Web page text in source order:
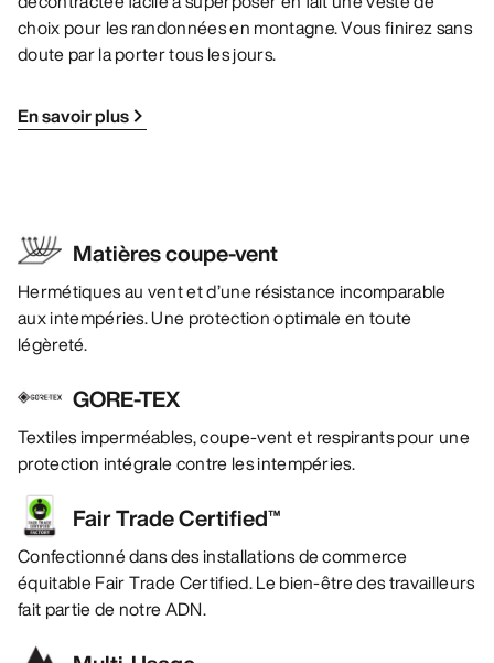
choix pour les randonnées en montagne. Vous finirez sans
doute par la porter tous les jours.
En savoir plus
Matières coupe-vent
Hermétiques au vent et d’une résistance incomparable
aux intempéries. Une protection optimale en toute
légèreté.
GORE-TEX
Textiles imperméables, coupe-vent et respirants pour une
protection intégrale contre les intempéries.
Fair Trade Certified™
Confectionné dans des installations de commerce
équitable Fair Trade Certified. Le bien-être des travailleurs
fait partie de notre ADN.